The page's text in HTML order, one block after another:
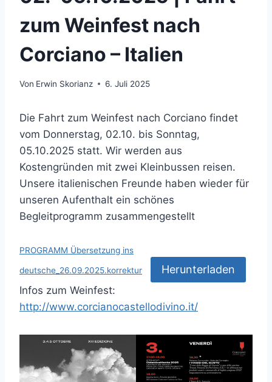
zum Weinfest nach
Corciano – Italien
Von Erwin Skorianz 6. Juli 2025
Die Fahrt zum Weinfest nach Corciano findet
vom Donnerstag, 02.10. bis Sonntag,
05.10.2025 statt. Wir werden aus
Kostengründen mit zwei Kleinbussen reisen.
Unsere italienischen Freunde haben wieder für
unseren Aufenthalt ein schönes
Begleitprogramm zusammengestellt
PROGRAMM Übersetzung ins
deutsche_26.09.2025.korrektur Herunterladen
Infos zum Weinfest:
http://www.corcianocastellodivino.it/